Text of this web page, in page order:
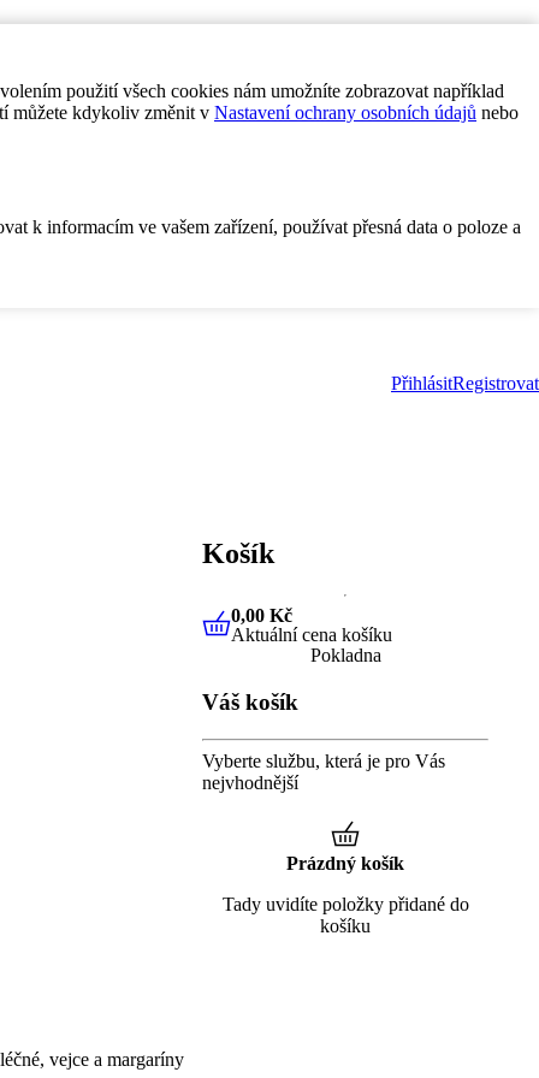
použití všech cookies nám umožníte zobrazovat například
můžete kdykoliv změnit v Nastavení ochrany osobních údajů nebo
k informacím ve vašem zařízení, používat přesná data o poloze a
PřihlásitRegistrovat
vejce a margaríny
Košík
0,00 KčAktuální cena košíku
0,00 Kč
Aktuální cena košíku
Pokladna
Váš košík
Vyberte službu, která je pro Vás
nejvhodnější
Prázdný košík
Tady uvidíte položky přidané do
košíku